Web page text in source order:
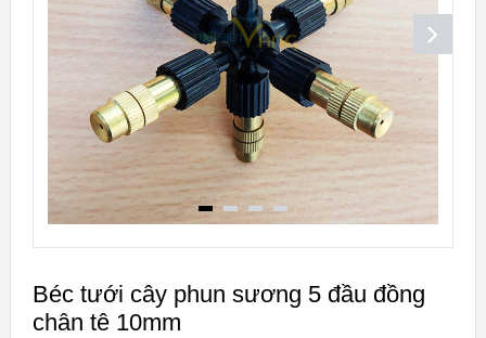
Béc tưới cây phun sương 5 đầu đồng
chân tê 10mm